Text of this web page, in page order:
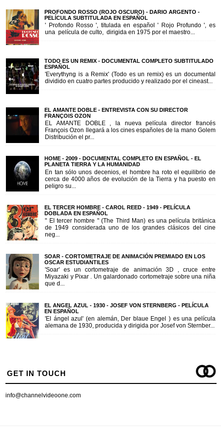
PROFONDO ROSSO (ROJO OSCURO) - DARIO ARGENTO -
PELÍCULA SUBTITULADA EN ESPAÑOL
' Profondo Rosso ', titulada en español ' Rojo Profundo ', es
una película de culto, dirigida en 1975 por el maestro...
TODO ES UN REMIX - DOCUMENTAL COMPLETO SUBTITULADO
ESPAÑOL
'Everythyng is a Remix' (Todo es un remix) es un documental
dividido en cuatro partes producido y realizado por el cineast...
EL AMANTE DOBLE - ENTREVISTA CON SU DIRECTOR
FRANÇOIS OZON
EL AMANTE DOBLE , la nueva película director francés
François Ozon llegará a los cines españoles de la mano Golem
Distribución el pr...
HOME - 2009 - DOCUMENTAL COMPLETO EN ESPAÑOL - EL
PLANETA TIERRA Y LA HUMANIDAD
En tan sólo unos decenios, el hombre ha roto el equilibrio de
cerca de 4000 años de evolución de la Tierra y ha puesto en
peligro su...
EL TERCER HOMBRE - CAROL REED - 1949 - PELÍCULA
DOBLADA EN ESPAÑOL
" El tercer hombre " (The Third Man) es una película británica
de 1949 considerada uno de los grandes clásicos del cine
neg...
SOAR - CORTOMETRAJE DE ANIMACIÓN PREMIADO EN LOS
OSCAR ESTUDIANTILES
'Soar' es un cortometraje de animación 3D , cruce entre
Miyazaki y Pixar . Un galardonado cortometraje sobre una niña
que d...
EL ANGEL AZUL - 1930 - JOSEF VON STERNBERG - PELÍCULA
EN ESPAÑOL
'El ángel azul' (en alemán, Der blaue Engel ) es una película
alemana de 1930, producida y dirigida por Josef von Sternber...
GET IN TOUCH
info@channelvideoone.com